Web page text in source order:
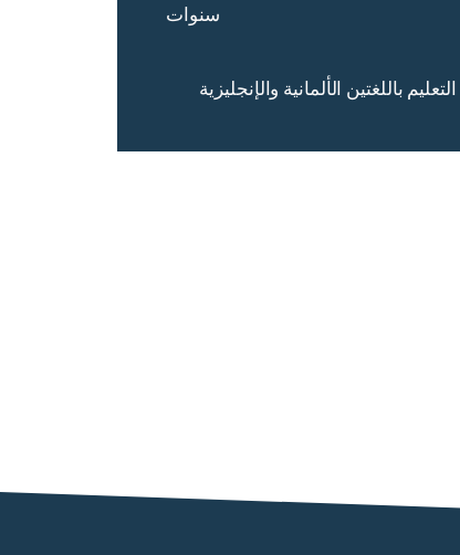
سنوات
التعليم باللغتين الألمانية والإنجليزية